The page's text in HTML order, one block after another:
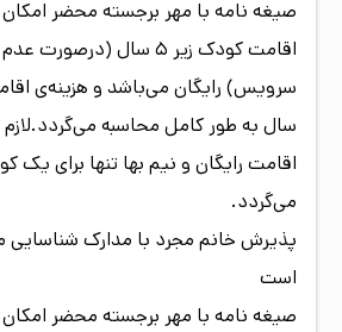
صیغه نامه با مهر برجسته محضر
اقامت کودک زیر 5 سال
سال به طور کامل محاسبه
اقامت رایگان و نیم بها تنها برای یک
می‌گردد.
پذیرش خانم مجرد با مدارک شناسایی
است
صیغه نامه با مهر برجسته محضر